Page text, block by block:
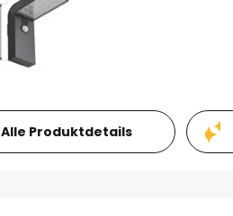
Alle Produktdetails